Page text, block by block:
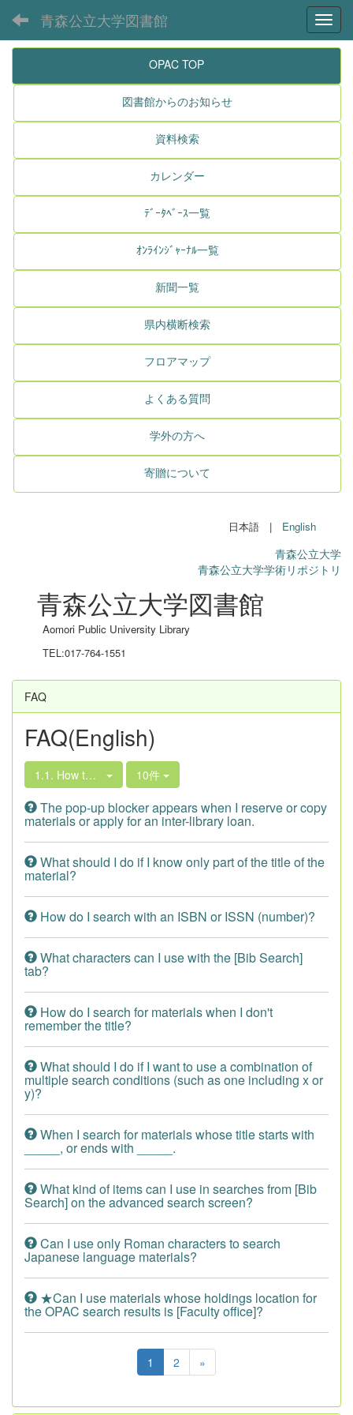
青森公立大学図書館
OPAC TOP
図書館からのお知らせ
資料検索
カレンダー
ﾃﾞｰﾀﾍﾞｰｽ一覧
ｵﾝﾗｲﾝｼﾞｬｰﾅﾙ一覧
新聞一覧
県内横断検索
フロアマップ
よくある質問
学外の方へ
寄贈について
日本語 | English
青森公立大学
青森公立大学学術リポジトリ
青森公立大学図書館
Aomori Public University Library
TEL:017-764-1551
FAQ
FAQ(English)
1.1. How to Search the Library Book Collection
10件
The pop-up blocker appears when I reserve or copy
materials or apply for an inter-library loan.
What should I do if I know only part of the title of the
material?
How do I search with an ISBN or ISSN (number)?
What characters can I use with the [Bib Search]
tab?
How do I search for materials when I don't
remember the title?
What should I do if I want to use a combination of
multiple search conditions (such as one including x or
y)?
When I search for materials whose title starts with
_____, or ends with _____.
What kind of items can I use in searches from [Bib
Search] on the advanced search screen?
Can I use only Roman characters to search
Japanese language materials?
★Can I use materials whose holdings location for
the OPAC search results is [Faculty office]?
1 2 »